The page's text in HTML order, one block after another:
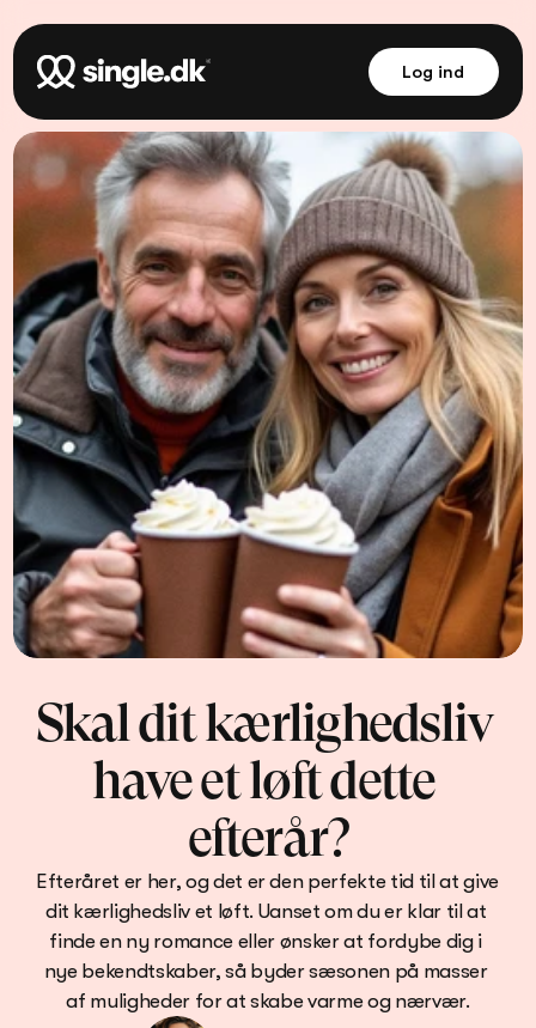
Log ind
Skal dit kærlighedsliv
have et løft dette
efterår?
Efteråret er her, og det er den perfekte tid til at give
dit kærlighedsliv et løft. Uanset om du er klar til at
finde en ny romance eller ønsker at fordybe dig i
nye bekendtskaber, så byder sæsonen på masser
af muligheder for at skabe varme og nærvær.